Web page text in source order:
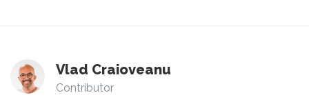
Vlad Craioveanu
Contributor